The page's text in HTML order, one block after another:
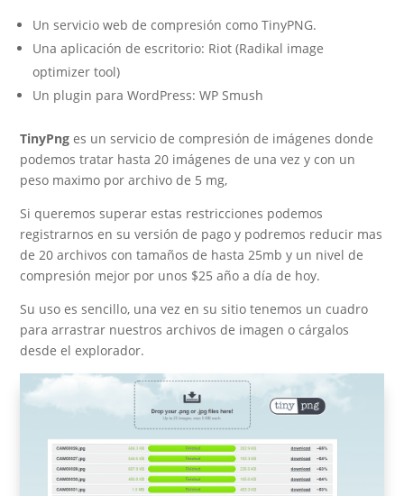
Un servicio web de compresión como TinyPNG.
Una aplicación de escritorio: Riot (Radikal image
optimizer tool)
Un plugin para WordPress: WP Smush
TinyPnges un servicio de compresión de imágenes donde
podemos tratar hasta 20 imágenes de una vez y con un
peso maximo por archivo de 5 mg,
Si queremos superar estas restricciones podemos
registrarnos en su versión de pago y podremos reducir mas
de 20 archivos con tamaños de hasta 25mb y un nivel de
compresión mejor por unos $25 año a día de hoy.
Su uso es sencillo, una vez en su sitio tenemos un cuadro
para arrastrar nuestros archivos de imagen o cárgalos
desde el explorador.